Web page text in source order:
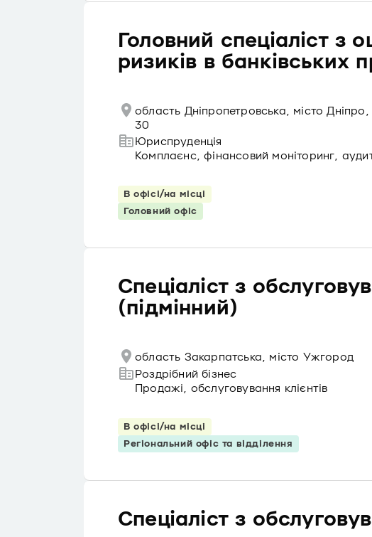
Головний спеціаліст з
ризиків в банківських
область Дніпропетровська, місто
30
Юриспруденція
Комплаєнс, фінансовий моніторинг,
В офісі/на місці
Головний офіс
Спеціаліст з
(підмінний)
область Закарпатська, місто Ужгород
Роздрібний бізнес
Продажі, обслуговування клієнтів
В офісі/на місці
Регіональний офіс та відділення
Спеціаліст з